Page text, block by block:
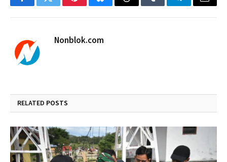
FacebookTwitterPinterestBlueskyThreadsTumblrTelegramEmail
Nonblok.com
RELATED POSTS